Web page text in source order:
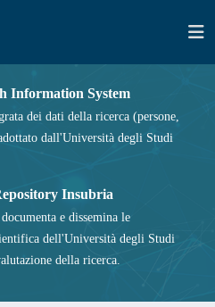
Information System
dei dati della ricerca (persone,
dall'Università degli Studi
Insubria
e dissemina le
dell'Università degli Studi
della ricerca.